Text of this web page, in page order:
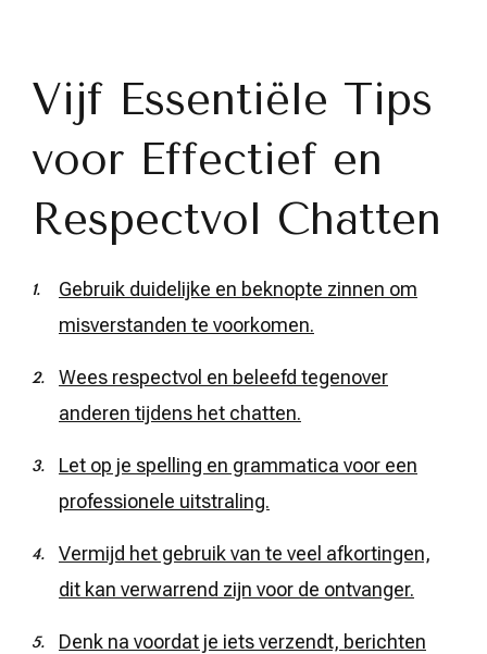
Vijf Essentiële Tips
voor Effectief en
Respectvol Chatten
Gebruik duidelijke en beknopte zinnen om
misverstanden te voorkomen.
Wees respectvol en beleefd tegenover
anderen tijdens het chatten.
Let op je spelling en grammatica voor een
professionele uitstraling.
Vermijd het gebruik van te veel afkortingen,
dit kan verwarrend zijn voor de ontvanger.
Denk na voordat je iets verzendt, berichten